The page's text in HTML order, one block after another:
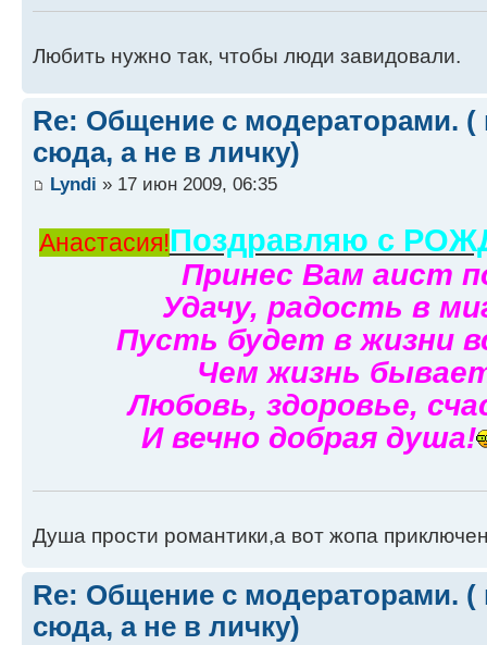
Любить нужно так, чтобы люди завидовали.
Re: Общение с модераторами.
сюда, а не в личку)
Lyndi » 17 июн 2009, 06:35
Анастасия!Поздравляю с
Принес Вам аист
Удачу, радость в
Пусть будет в жизни
Чем жизнь
Любовь, здоровье,
И вечно добрая душа!
Душа прости романтики,а вот жопа
Re: Общение с модераторами.
сюда, а не в личку)